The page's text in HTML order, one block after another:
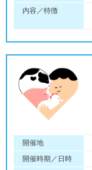
内容／特徴
開催地
開催時期／日時